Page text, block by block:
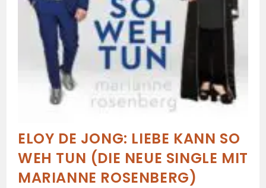
ELOY DE JONG: LIEBE KANN SO
WEH TUN (DIE NEUE SINGLE MIT
MARIANNE ROSENBERG)